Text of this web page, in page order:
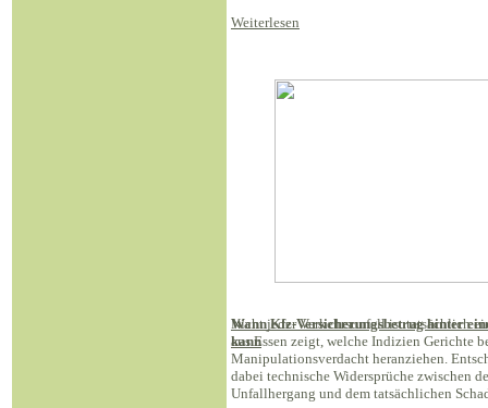
Weiterlesen
Wann Kfz-Versicherungsbetrug hinter
kann
Nicht jeder Verkehrsunfall ist tatsächlich
aus Essen zeigt, welche Indizien Gerichte
Manipulationsverdacht heranziehen.
dabei technische Widersprüche zwischen
Unfallhergang und dem tatsächlichen